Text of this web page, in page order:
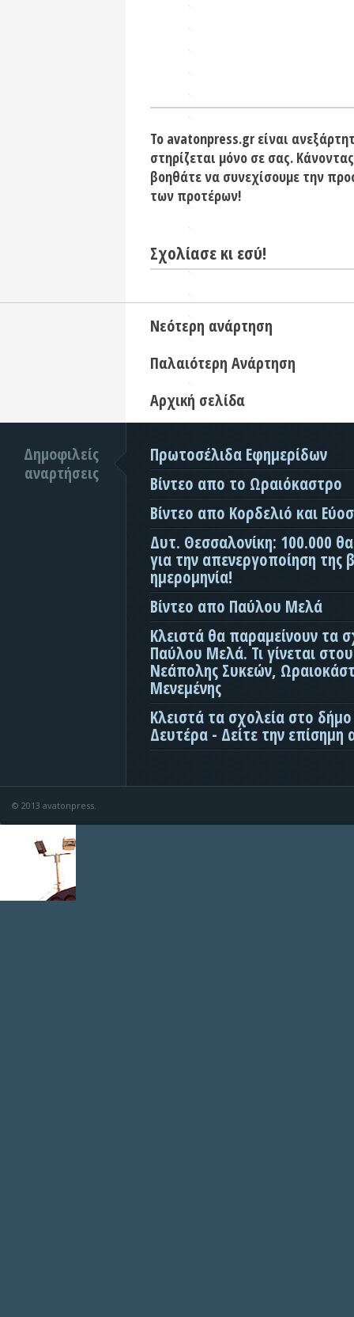
Το avatonpress.gr είναι
στηρίζεται μόνο σε σας.
βοηθάτε να συνεχίσουμε την
των προτέρων!
Σχολίασε κι εσύ!
Νεότερη ανάρτηση
Παλαιότερη Ανάρτηση
Αρχική σελίδα
Δημοφιλείς
αναρτήσεις
Πρωτοσέλιδα Εφημερίδων
Βίντεο απο το Ωραιόκαστρο
Βίντεο απο Κορδελιό και
Δυτ. Θεσσαλονίκη: 100.000
για την απενεργοποίηση της
ημερομηνία!
Βίντεο απο Παύλου Μελά
Κλειστά θα παραμείνουν τα
Παύλου Μελά. Τι γίνεται
Νεάπολης Συκεών,
Μενεμένης
Κλειστά τα σχολεία στο
Δευτέρα - Δείτε την επίσημη
© 2013 avatonpress.